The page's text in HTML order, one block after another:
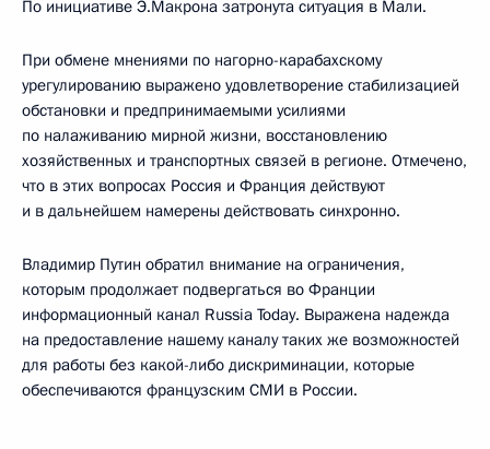
По инициативе Э.Макрона затронута ситуация в Мали.
При обмене мнениями по нагорно-карабахскому
урегулированию выражено удовлетворение стабилизацией
обстановки и предпринимаемыми усилиями
по налаживанию мирной жизни, восстановлению
хозяйственных и транспортных связей в регионе. Отмечено,
что в этих вопросах Россия и Франция действуют
и в дальнейшем намерены действовать синхронно.
Владимир Путин обратил внимание на ограничения,
которым продолжает подвергаться во Франции
информационный канал Russia Today. Выражена надежда
на предоставление нашему каналу таких же возможностей
для работы без какой-либо дискриминации, которые
обеспечиваются французским СМИ в России.